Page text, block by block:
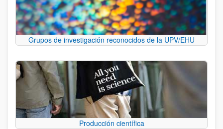
Grupos de investigación reconocidos de la UPV/EHU
Producción científica